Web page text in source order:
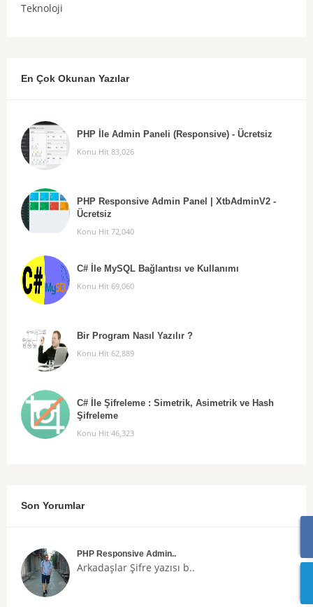
Teknoloji
En Çok Okunan Yazılar
PHP İle Admin Paneli (Responsive) - Ücretsiz
Konu Hit 83,026
PHP Responsive Admin Panel | XtbAdminV2 -
Ücretsiz
Konu Hit 72,040
C# İle MySQL Bağlantısı ve Kullanımı
Konu Hit 69,060
Bir Program Nasıl Yazılır ?
Konu Hit 62,889
C# İle Şifreleme : Simetrik, Asimetrik ve Hash
Şifreleme
Konu Hit 46,323
Son Yorumlar
PHP Responsive Admin..
Arkadaşlar Şifre yazısı b..